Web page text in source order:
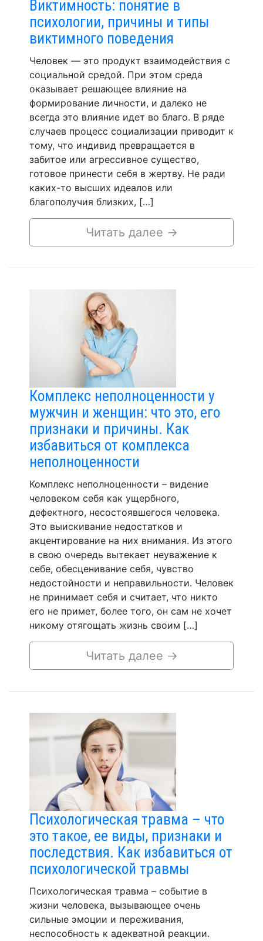
Виктимность: понятие в
психологии, причины и типы
виктимного поведения
Человек — это продукт взаимодействия с
социальной средой. При этом среда
оказывает решающее влияние на
формирование личности, и далеко не
всегда это влияние идет во благо. В ряде
случаев процесс социализации приводит к
тому, что индивид превращается в
забитое или агрессивное существо,
готовое принести себя в жертву. Не ради
каких-то высших идеалов или
благополучия близких, […]
Читать далее →
Комплекс неполноценности у
мужчин и женщин: что это, его
признаки и причины. Как
избавиться от комплекса
неполноценности
Комплекс неполноценности – видение
человеком себя как ущербного,
дефектного, несостоявшегося человека.
Это выискивание недостатков и
акцентирование на них внимания. Из этого
в свою очередь вытекает неуважение к
себе, обесценивание себя, чувство
недостойности и неправильности. Человек
не принимает себя и считает, что никто
его не примет, более того, он сам не хочет
никому отягощать жизнь своим […]
Читать далее →
Психологическая травма – что
это такое, ее виды, признаки и
последствия. Как избавиться от
психологической травмы
Психологическая травма – событие в
жизни человека, вызывающее очень
сильные эмоции и переживания,
неспособность к адекватной реакции.